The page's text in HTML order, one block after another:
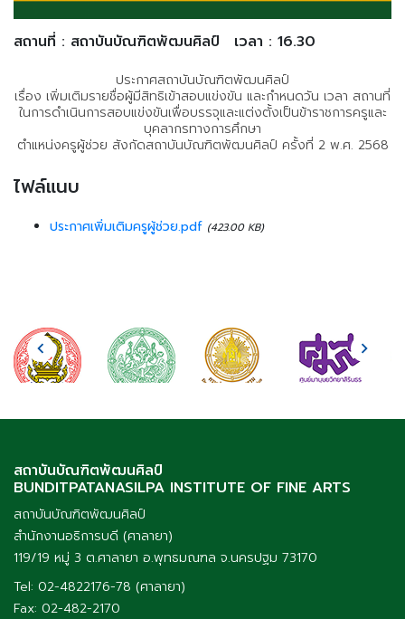
สถานที่ : สถาบันบัณฑิตพัฒนศิลป์ เวลา : 16.30
ประกาศสถาบันบัณฑิตพัฒนศิลป์
เรื่อง เพิ่มเติมรายชื่อผู้มีสิทธิเข้าสอบแข่งขัน และกำหนดวัน เวลา สถานที่
ในการดำเนินการสอบแข่งขันเพื่อบรรจุและแต่งตั้งเป็นข้าราชการครูและ
บุคลากรทางการศึกษา
ตำแหน่งครูผู้ช่วย สังกัดสถาบันบัณฑิตพัฒนศิลป์ ครั้งที่ 2 พ.ศ. 2568
ไฟล์แนบ
ประกาศเพิ่มเติมครูผู้ช่วย.pdf (423.00 KB)
สถาบันบัณฑิตพัฒนศิลป์
BUNDITPATANASILPA INSTITUTE OF FINE ARTS
สถาบันบัณฑิตพัฒนศิลป์
สำนักงานอธิการบดี (ศาลายา)
119/19 หมู่ 3 ต.ศาลายา อ.พุทธมณฑล จ.นครปฐม 73170
Tel: 02-4822176-78 (ศาลายา)
Fax: 02-482-2170